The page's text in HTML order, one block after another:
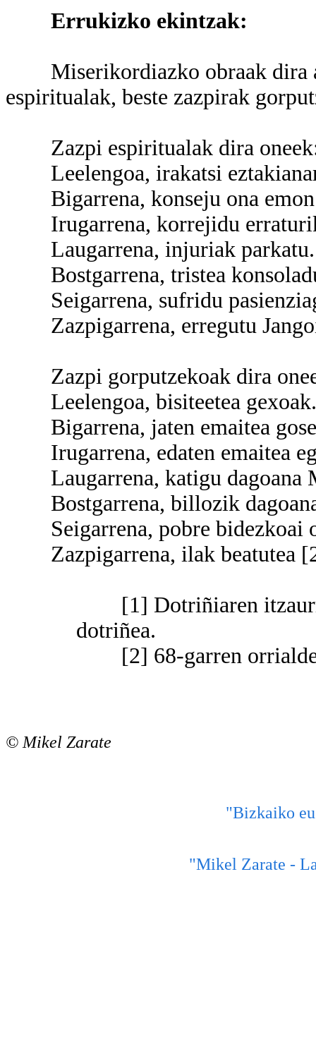
Errukizko ekintzak:
Miserikordiazko obraak dira
espiritualak, beste zazpirak
Zazpi espiritualak dira
Leelengoa, irakatsi
Bigarrena, konseju ona emon
Irugarrena, korrejidu
Laugarrena, injuriak parkatu.
Bostgarrena, tristea
Seigarrena, sufridu
Zazpigarrena, erregutu
Zazpi gorputzekoak dira
Leelengoa, bisiteetea gexoak.
Bigarrena, jaten emaitea
Irugarrena, edaten emaitea
Laugarrena, katigu dagoana
Bostgarrena, billozik
Seigarrena, pobre bidezkoai
Zazpigarrena, ilak beatutea
[1] Dotriñiaren
dotriñea.
[2] 68-garren
© Mikel Zarate
"Bizkaiko
"Mikel Zarate -